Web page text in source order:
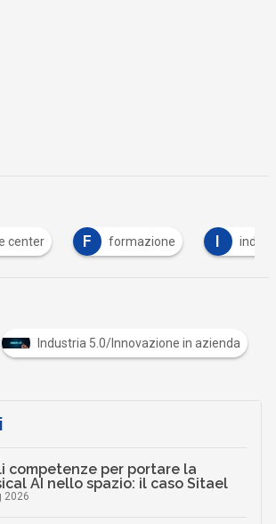
center F formazione I
Industria 5.0/Innovazione in azienda
competenze per portare la
AI nello spazio: il caso Sitael
2026